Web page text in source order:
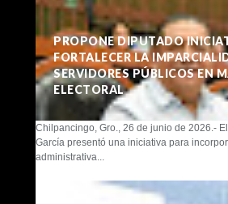
PROPONE DIPUTADO
FORTALECER LA
SERVIDORES PÚBLICOS EN
ELECTORAL
Chilpancingo, Gro., 26 de junio de 2026.-
García presentó una iniciativa para
administrativa...